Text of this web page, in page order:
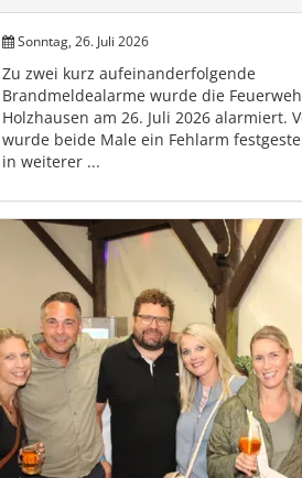
Sonntag, 26. Juli 2026
Zu zwei kurz aufeinanderfolgende
Brandmeldealarme wurde die
Holzhausen am 26. Juli 2026 alarmiert.
wurde beide Male ein Fehlarm
in weiterer ...